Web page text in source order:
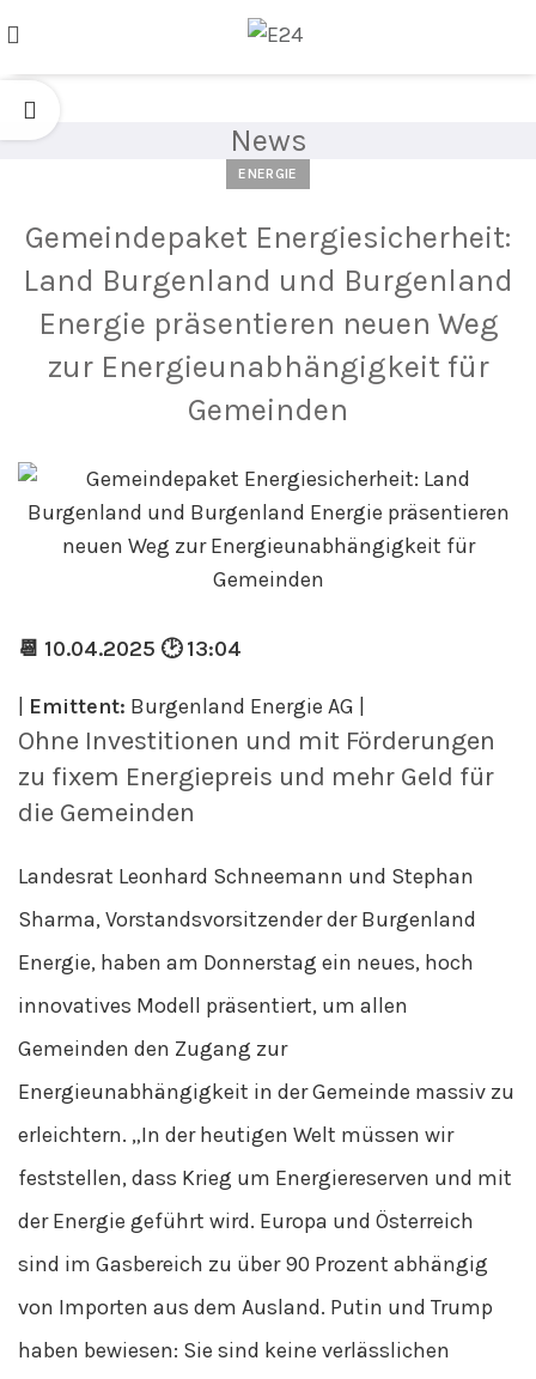
News
ENERGIE
Gemeindepaket Energiesicherheit:
Land Burgenland und Burgenland
Energie präsentieren neuen Weg
zur Energieunabhängigkeit für
Gemeinden
📆 10.04.2025 🕑 13:04
Emittent: Burgenland Energie AG |
Ohne Investitionen und mit Förderungen
zu fixem Energiepreis und mehr Geld für
die Gemeinden
Landesrat Leonhard Schneemann und Stephan
Sharma, Vorstandsvorsitzender der Burgenland
Energie, haben am Donnerstag ein neues, hoch
innovatives Modell präsentiert, um allen
Gemeinden den Zugang zur
Energieunabhängigkeit in der Gemeinde massiv zu
erleichtern. „In der heutigen Welt müssen wir
feststellen, dass Krieg um Energiereserven und mit
der Energie geführt wird. Europa und Österreich
sind im Gasbereich zu über 90 Prozent abhängig
von Importen aus dem Ausland. Putin und Trump
haben bewiesen: Sie sind keine verlässlichen